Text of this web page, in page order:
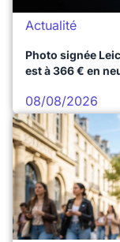
Actualité
Photo signée
est à 366 € en
08/08/2026